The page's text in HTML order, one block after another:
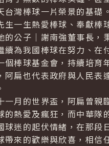
台灣棒球一片榮景的基礎
生一生熱愛棒球、奉獻棒
的公子｜謝南強董事長，
續為我國棒球在努力、在
個棒球基金會，持續培育
阿扁也代表政府與人民表
月的世界盃，阿扁曾親
的熱愛及瘋狂，而中華隊
球迷的起伏情緒，在那段
帶來的歡樂與欣喜，相信